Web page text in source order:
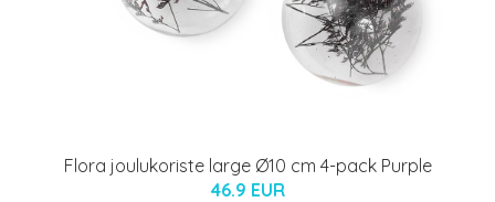
Flora joulukoriste large Ø10 cm 4-pack Purple
46.9 EUR